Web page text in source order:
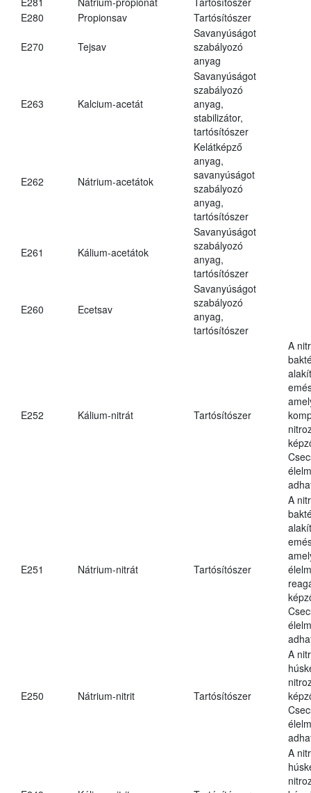
E280
Propionsav Tartósítószer
E270 Tejsav
Savanyúságot
szabályozó
anyag
E263 Kalcium-acetát
Savanyúságot
szabályozó
anyag,
stabilizátor,
tartósítószer
E262 Nátrium-acetátok
Kelátképző
anyag,
savanyúságot
szabályozó
anyag,
tartósítószer
E261 Kálium-acetátok
Savanyúságot
szabályozó
anyag,
tartósítószer
E260 Ecetsav
Savanyúságot
szabályozó
anyag,
tartósítószer
E252 Kálium-nitrát Tartósítószer
A
E251 Nátrium-nitrát Tartósítószer
A
E250 Nátrium-nitrit Tartósítószer
A
A